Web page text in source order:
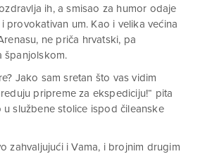
ih, a smisao za humor odaje
provokativan um. Kao i velika većina
ne priča hrvatski, pa
španjolskom.
Jako sam sretan što vas vidim
pripreme za ekspediciju!“ pita
u službene stolice ispod čileanske
zahvaljujući i Vama, i brojnim drugim